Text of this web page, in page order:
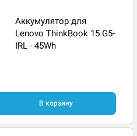
Аккумулятор для
Lenovo ThinkBook 15 G5-
IRL - 45Wh
В корзину